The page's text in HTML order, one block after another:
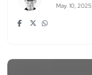
May. 10, 2025